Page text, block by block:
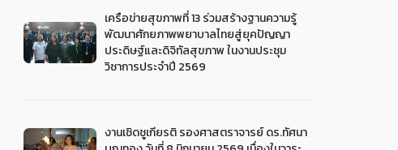
เครือข่ายสุขภาพที่ 13 ร่วมสร้างฐานความรู้
พัฒนาศักยภาพพยาบาลไทยสู่ยุคปัญญา
ประดิษฐ์และดิจิทัลสุขภาพ ในงานประชุม
วิชาการประจำปี 2569
งานเชิดชูเกียรติ รองศาสตราจารย์ ดร.ทัศนา